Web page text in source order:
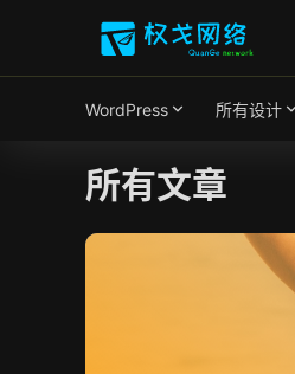
WordPress 所有设计
所有文章